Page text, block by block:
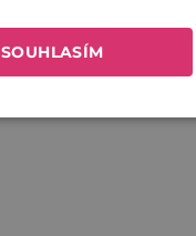
SOUHLASÍM